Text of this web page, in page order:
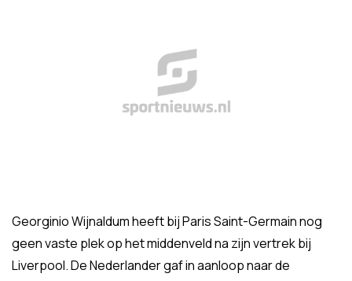
Georginio Wijnaldum heeft bij Paris Saint-Germain nog
geen vaste plek op het middenveld na zijn vertrek bij
Liverpool. De Nederlander gaf in aanloop naar de